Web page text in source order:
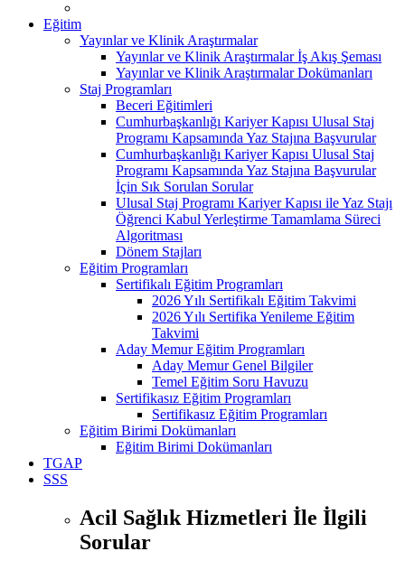
Eğitim
Yayınlar ve Klinik Araştırmalar
Yayınlar ve Klinik Araştırmalar İş Akış Şeması
Yayınlar ve Klinik Araştırmalar Dokümanları
Staj Programları
Beceri Eğitimleri
Cumhurbaşkanlığı Kariyer Kapısı Ulusal Staj
Programı Kapsamında Yaz Stajına Başvurular
Cumhurbaşkanlığı Kariyer Kapısı Ulusal Staj
Programı Kapsamında Yaz Stajına Başvurular
İçin Sık Sorulan Sorular
Ulusal Staj Programı Kariyer Kapısı ile Yaz Stajı
Öğrenci Kabul Yerleştirme Tamamlama Süreci
Algoritması
Dönem Stajları
Eğitim Programları
Sertifikalı Eğitim Programları
2026 Yılı Sertifikalı Eğitim Takvimi
2026 Yılı Sertifika Yenileme Eğitim
Takvimi
Aday Memur Eğitim Programları
Aday Memur Genel Bilgiler
Temel Eğitim Soru Havuzu
Sertifikasız Eğitim Programları
Sertifikasız Eğitim Programları
Eğitim Birimi Dokümanları
Eğitim Birimi Dokümanları
TGAP
SSS
Acil Sağlık Hizmetleri İle İlgili
Sorular